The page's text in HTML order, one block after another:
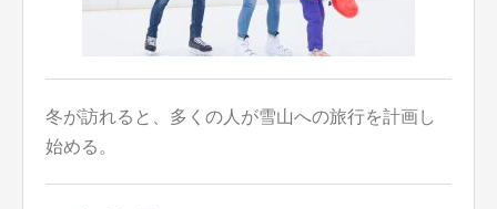
冬が訪れると、多くの人が雪山への旅行を計画し
始める。